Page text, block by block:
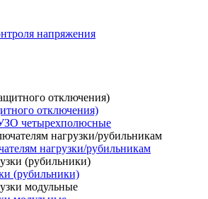
напряжения
отключения)
четырехполюсные
нагрузки/рубильникам
(рубильники)